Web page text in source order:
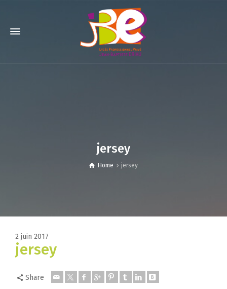
jersey
Home jersey
2 juin 2017
jersey
Share